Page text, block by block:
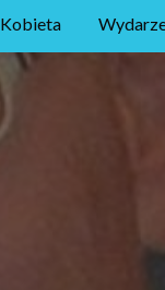
Kobieta